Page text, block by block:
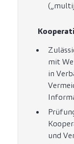
mit
in
und